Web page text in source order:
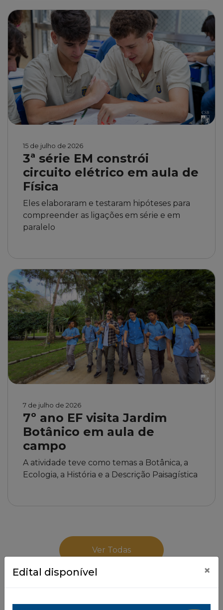
15 de julho de 2026
3ª série EM constrói
circuito elétrico em aula de
Física
Eles elaboraram e testaram hipóteses para
compreender as ligações em série e em
paralelo
7 de julho de 2026
7º ano EF visita Jardim
Botânico em aula de
campo
A atividade teve como temas a Botânica, a
Ecologia, a História e a Descrição Paisagística
Ver Todas
Edital disponível ×